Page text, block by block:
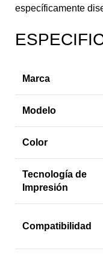
específicamente
Marca
Modelo
Color
Tecnología de
Impresión
Compatibilidad